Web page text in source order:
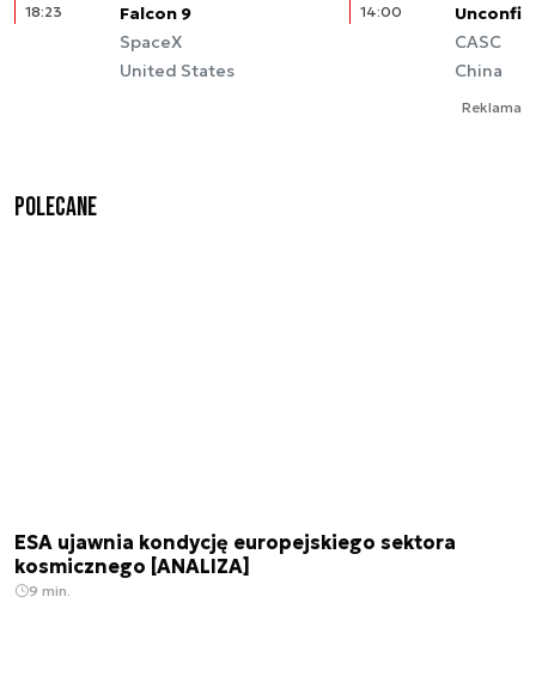
18:23
Falcon 9
SpaceX
United States
14:00
CASC
China
Reklama
Polecane
ESA ujawnia kondycję europejskiego sektora
kosmicznego [ANALIZA]
9 min.